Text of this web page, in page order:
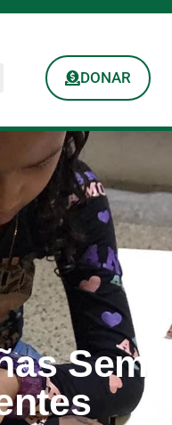
DONAR
Semi